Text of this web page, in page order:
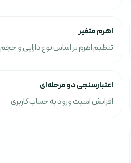
اهرم متغیر
تنظیم اهرم بر اساس نوع دارایی و حجم
اعتبارسنجی دو مرحله‌ای
افزایش امنیت ورود به حساب کاربری